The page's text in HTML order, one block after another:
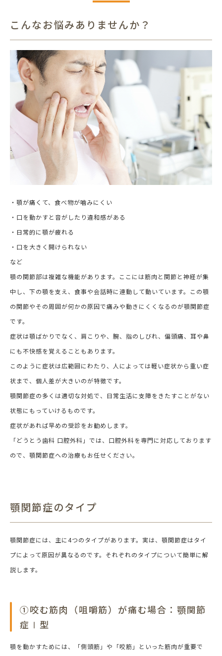
こんなお悩みありませんか？
・顎が痛くて、食べ物が噛みにくい
・口を動かすと音がしたり違和感がある
・日常的に顎が疲れる
・口を大きく開けられない
など
顎の関節部は複雑な機能があります。ここには筋肉と関節と神経が集
中し、下の顎を支え、食事や会話時に連動して動いています。この顎
の関節やその周囲が何かの原因で痛みや動きにくくなるのが顎関節症
です。
症状は顎ばかりでなく、肩こりや、腕、指のしびれ、偏頭痛、耳や鼻
にも不快感を覚えることもあります。
このように症状は広範囲にわたり、人によっては軽い症状から重い症
状まで、個人差が大きいのが特徴です。
顎関節症の多くは適切な対処で、日常生活に支障をきたすことがない
状態にもっていけるものです。
症状があれば早めの受診をお勧めします。
「どうとう歯科 口腔外科」では、口腔外科を専門に対応しております
ので、顎関節症への治療もお任せください。
顎関節症のタイプ
顎関節症には、主に4つのタイプがあります。実は、顎関節症はタイ
プによって原因が異なるのです。それぞれのタイプについて簡単に解
説します。
①咬む筋肉（咀嚼筋）が痛む場合：顎関節
症Ⅰ型
顎を動かすためには、「側頭筋」や「咬筋」といった筋肉が重要で